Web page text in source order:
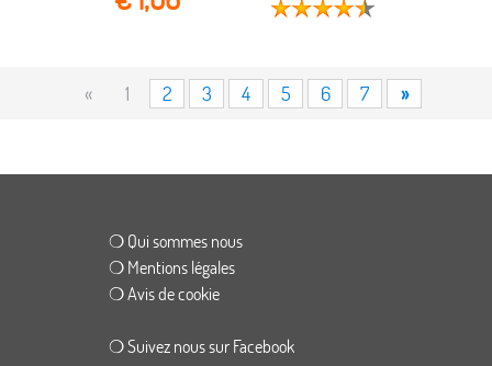
« 1 2 3 4 5 6 7 »
❍ Qui sommes nous
❍ Mentions légales
❍ Avis de cookie
❍ Suivez nous sur Facebook